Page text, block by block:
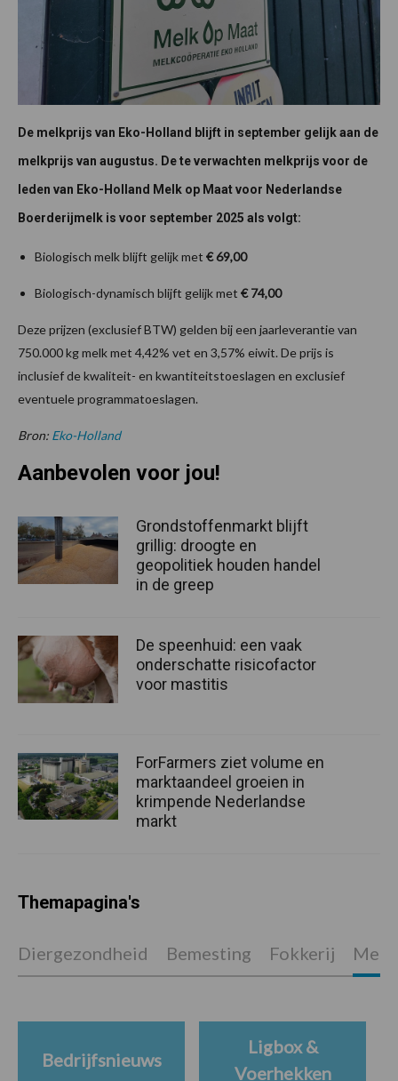
De melkprijs van Eko-Holland blijft in september gelijk aan de
melkprijs van augustus. De te verwachten melkprijs voor de
leden van Eko-Holland Melk op Maat voor Nederlandse
Boerderijmelk is voor september 2025 als volgt:
Biologisch melk blijft gelijk met € 69,00
Biologisch-dynamisch blijft gelijk met € 74,00
Deze prijzen (exclusief BTW) gelden bij een jaarleverantie van
750.000 kg melk met 4,42% vet en 3,57% eiwit. De prijs is
inclusief de kwaliteit- en kwantiteitstoeslagen en exclusief
eventuele programmatoeslagen.
Bron: Eko-Holland
Aanbevolen voor jou!
Grondstoffenmarkt blijft
grillig: droogte en
geopolitiek houden handel
in de greep
De speenhuid: een vaak
onderschatte risicofactor
voor mastitis
ForFarmers ziet volume en
marktaandeel groeien in
krimpende Nederlandse
markt
Themapagina's
Diergezondheid Bemesting Fokkerij
Bedrijfsnieuws
Ligbox &
Voerhekken